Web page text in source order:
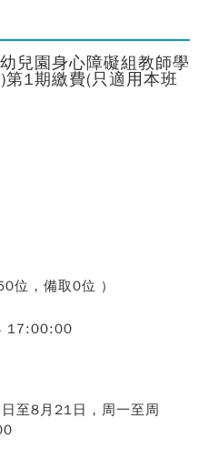
兒園身心障礙組教師學
1期繳費(只適用本班
位，備取0位 )
17:00:00
至8月21日，周一至周